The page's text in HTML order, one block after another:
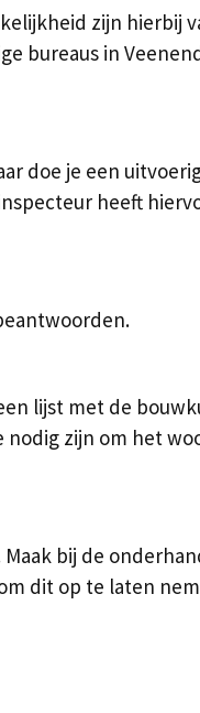
zijn hierbij
bureaus in
doe je een
heeft
lijst met de
zijn om het
bij de
dit op te laten